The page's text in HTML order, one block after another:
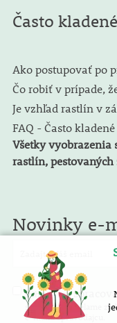
Často
Ako postupovať po
Čo robiť v prípade,
Je vzhľad rastlín v
FAQ - Často
Všetky vyobrazenia
rastlín,
Novinky e-
Súhlasím so
spravodaj zasielame
e-mailu spravodajcu.